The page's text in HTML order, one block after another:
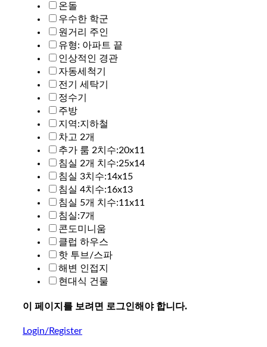
온돌
우수한 학군
원거리 주인
유형: 아파트 끝
인상적인 경관
자동세척기
전기 세탁기
정수기
주방
지역:지하철
차고 2개
추가 룸 2치수:20x11
침실 2개 치수:25x14
침실 3치수:14x15
침실 4치수:16x13
침실 5개 치수:11x11
침실:7개
콘도미니움
클럽 하우스
핫 투브/스파
해변 인접지
현대식 건물
이 페이지를 보려면 로그인해야 합니다.
Login/Register